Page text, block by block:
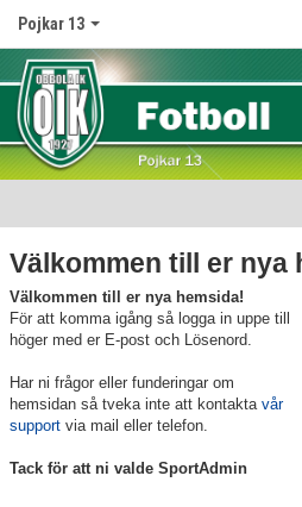
Pojkar 13
Nyheter
Kalender
Matcher
Välkommen till er nya
Välkommen till er nya hemsida!
För att komma igång så logga in uppe till
höger med er E-post och Lösenord.
Har ni frågor eller funderingar om
hemsidan så tveka inte att kontakta vår
support via mail eller telefon.
Tack för att ni valde SportAdmin